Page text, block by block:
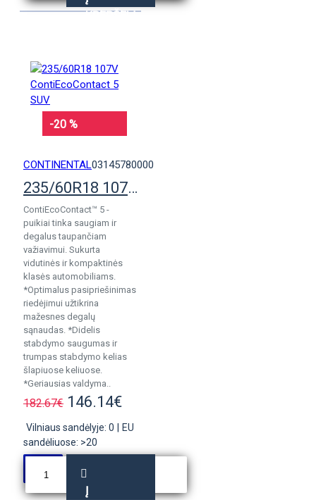
KREPŠELĮ
-20 %
CONTINENTAL03145780000
235/60R18 107V ContiEcoContact 5 SUV
ContiEcoContact™ 5 -
puikiai tinka saugiam ir
degalus taupančiam
važiavimui. Sukurta
vidutinės ir kompaktinės
klasės automobiliams.
*Optimalus pasipriešinimas
riedėjimui užtikrina
mažesnes degalų
sąnaudas. *Didelis
stabdymo saugumas ir
trumpas stabdymo kelias
šlapiuose keliuose.
*Geriausias valdyma..
182.67€ 146.14€
Vilniaus sandėlyje: 0
EU
sandėliuose: >20
Į